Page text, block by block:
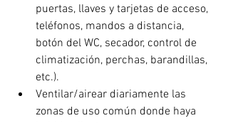
puertas, llaves y tarjetas de acceso,
teléfonos, mandos a distancia,
botón del WC, secador, control de
climatización, perchas, barandillas,
etc.).
Ventilar/airear diariamente las
zonas de uso común donde haya